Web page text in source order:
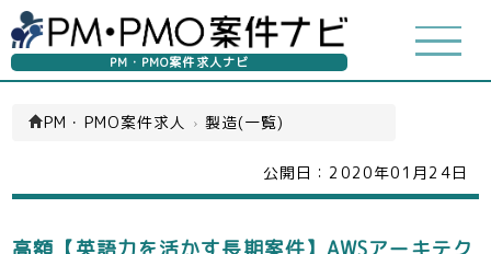
PM・PMO案件求人ナビ
PM・PMO案件求人 › 製造(一覧)
公開日： 2020年01月24日
高額【英語力を活かす長期案件】AWSアーキテク